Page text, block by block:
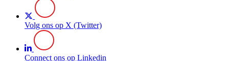
Volg ons op X (Twitter)
Connect ons op Linkedin